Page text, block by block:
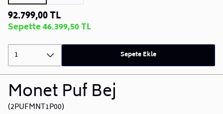
92.799,00 TL
Sepette 46.399,50 TL
1 Sepete Ekle
Monet Puf Bej
(2PUFMNT1P00)